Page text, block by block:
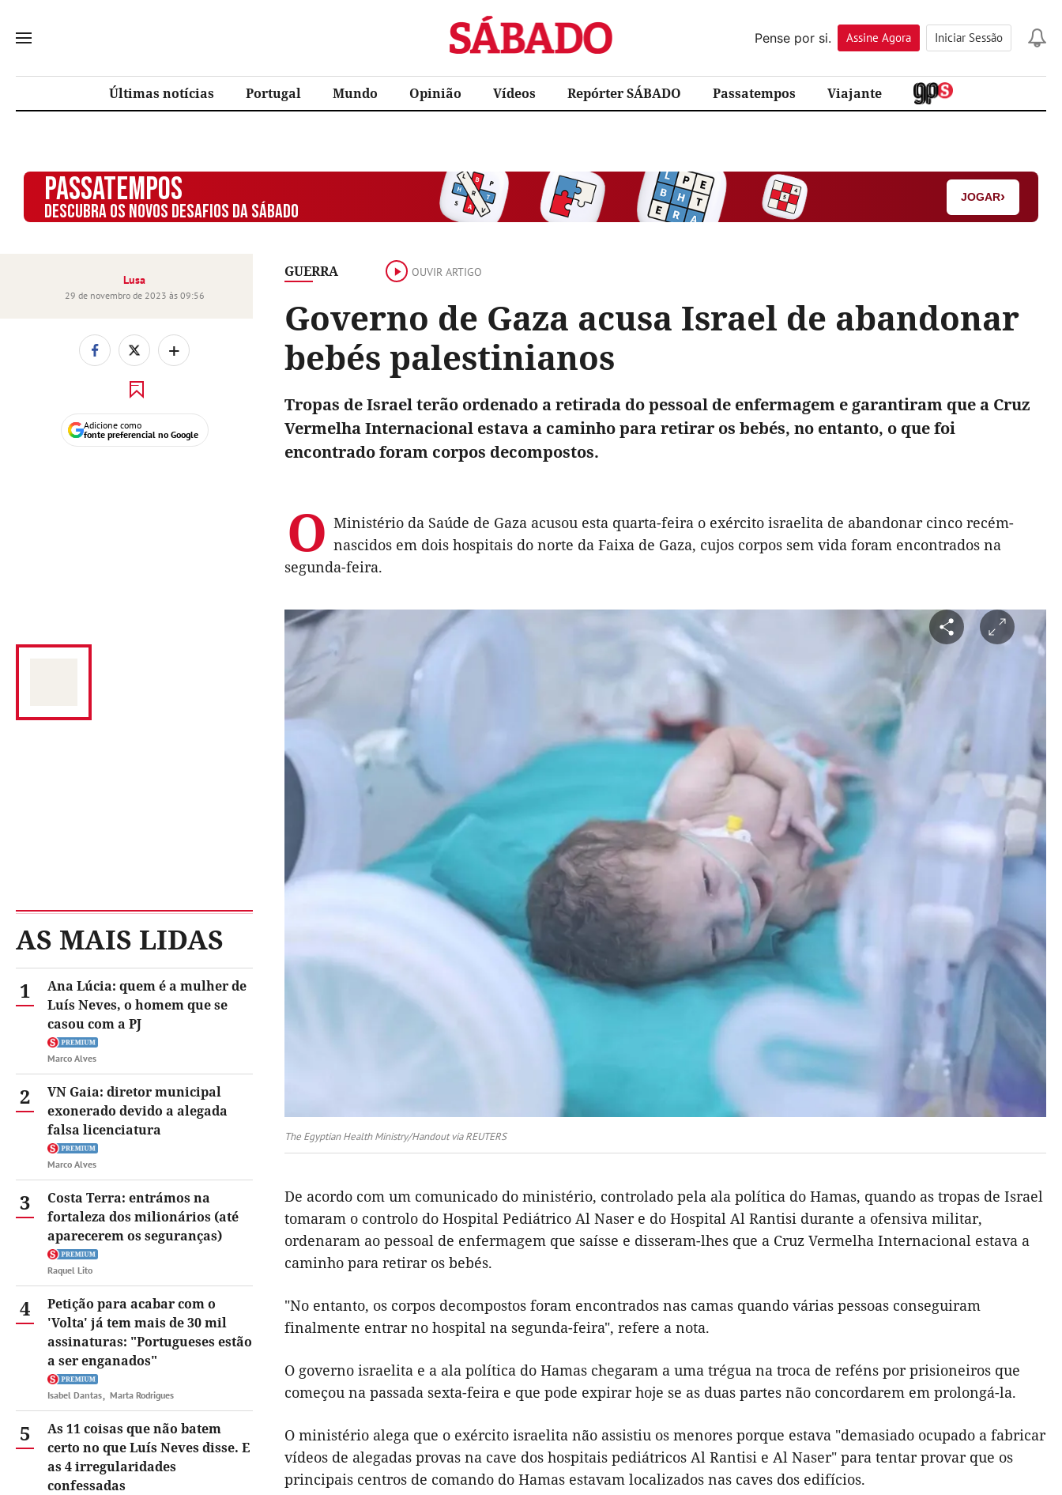
Sábado
Pense por si.
Assine Agora Iniciar Sessão
Últimas notícias Portugal Mundo Opinião Vídeos Repórter SÁBADO Passatempos Viajante
PASSATEMPOS
DESCUBRA OS NOVOS DESAFIOS DA SÁBADO
JOGAR›
GUERRA OUVIR ARTIGO
Governo de Gaza acusa Israel de abandonar
bebés palestinianos
Lusa
29 de novembro de 2023 às 09:56
+
Adicione como
fonte preferencial no Google
AS MAIS LIDAS
1
Ana Lúcia: quem é a mulher de
Luís Neves, o homem que se
casou com a PJ
Marco Alves
2
VN Gaia: diretor municipal
exonerado devido a alegada
falsa licenciatura
Marco Alves
3
Costa Terra: entrámos na
fortaleza dos milionários (até
aparecerem os seguranças)
Raquel Lito
4
Petição para acabar com o
'Volta' já tem mais de 30 mil
assinaturas: "Portugueses estão
a ser enganados"
Isabel Dantas Marta Rodrigues
5
As 11 coisas que não batem
certo no que Luís Neves disse. E
as 4 irregularidades
confessadas
Tropas de Israel terão ordenado a retirada do pessoal de enfermagem e garantiram que a Cruz
Vermelha Internacional estava a caminho para retirar os bebés, no entanto, o que foi
encontrado foram corpos decompostos.
O Ministério da Saúde de Gaza acusou esta quarta-feira o exército israelita de abandonar cinco recém-
nascidos em dois hospitais do norte da Faixa de Gaza, cujos corpos sem vida foram encontrados na
segunda-feira.
The Egyptian Health Ministry/Handout via REUTERS
De acordo com um comunicado do ministério, controlado pela ala política do Hamas, quando as tropas de Israel
tomaram o controlo do Hospital Pediátrico Al Naser e do Hospital Al Rantisi durante a ofensiva militar,
ordenaram ao pessoal de enfermagem que saísse e disseram-lhes que a Cruz Vermelha Internacional estava a
caminho para retirar os bebés.
"No entanto, os corpos decompostos foram encontrados nas camas quando várias pessoas conseguiram
finalmente entrar no hospital na segunda-feira", refere a nota.
O governo israelita e a ala política do Hamas chegaram a uma trégua na troca de reféns por prisioneiros que
começou na passada sexta-feira e que pode expirar hoje se as duas partes não concordarem em prolongá-la.
O ministério alega que o exército israelita não assistiu os menores porque estava "demasiado ocupado a fabricar
vídeos de alegadas provas na cave dos hospitais pediátricos Al Rantisi e Al Naser" para tentar provar que os
principais centros de comando do Hamas estavam localizados nas caves dos edifícios.